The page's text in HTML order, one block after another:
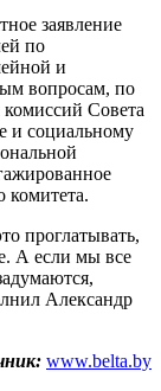
заявление
по
и
вопросам, по
Совета
и социальному
комитета.
проглатывать,
А если мы все
Александр
www.belta.by